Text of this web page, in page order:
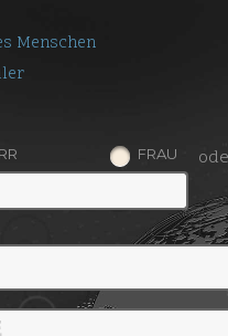
Menschen
FRAU